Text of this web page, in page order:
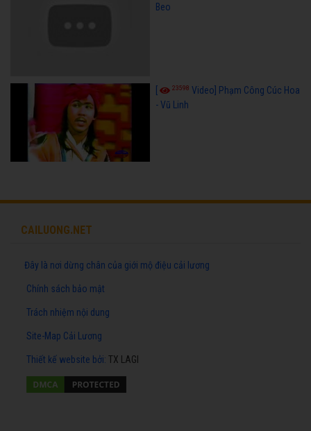
Beo
23598 Video] Phạm Công Cúc Hoa
- Vũ Linh
CAILUONG.NET
Đây là nơi dừng chân của giới mộ điệu cải lương
Chính sách bảo mật
Trách nhiệm nội dung
Site-Map Cải Lương
Thiết kế website bởi: TX LAGI